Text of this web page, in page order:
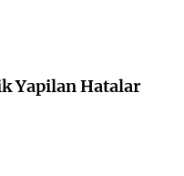
Yapilan Hatalar